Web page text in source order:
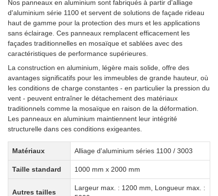
Nos panneaux en aluminium sont fabriqués à partir d'alliage
d'aluminium série 1100 et servent de solutions de façade rideau
haut de gamme pour la protection des murs et les applications
sans éclairage. Ces panneaux remplacent efficacement les
façades traditionnelles en mosaïque et sablées avec des
caractéristiques de performance supérieures.
La construction en aluminium, légère mais solide, offre des
avantages significatifs pour les immeubles de grande hauteur, où
les conditions de charge constantes - en particulier la pression du
vent - peuvent entraîner le détachement des matériaux
traditionnels comme la mosaïque en raison de la déformation.
Les panneaux en aluminium maintiennent leur intégrité
structurelle dans ces conditions exigeantes.
Matériaux Alliage d'aluminium séries 1100 / 3003
Taille standard 1000 mm x 2000 mm
Autres tailles
Largeur max. : 1200 mm, Longueur max. :